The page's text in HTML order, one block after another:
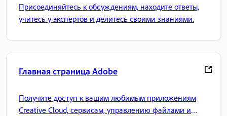
Присоединяйтесь к обсуждениям, находите ответы,
учитесь у экспертов и делитесь своими знаниями.
Главная страница Adobe
Получите доступ к вашим любимым приложениям
Creative Cloud, сервисам, управлению файлами и